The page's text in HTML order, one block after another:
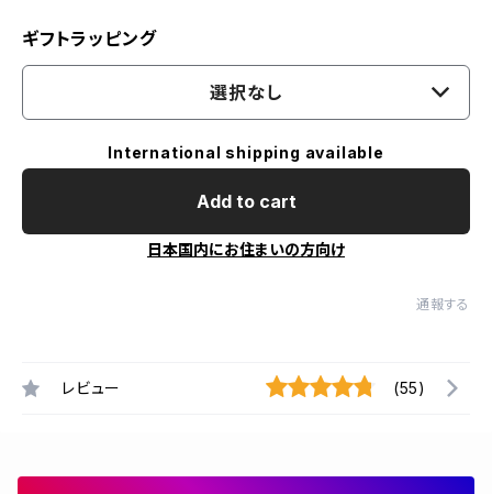
ギフトラッピング
選択なし
International shipping available
Add to cart
日本国内にお住まいの方向け
通報する
レビュー (55)